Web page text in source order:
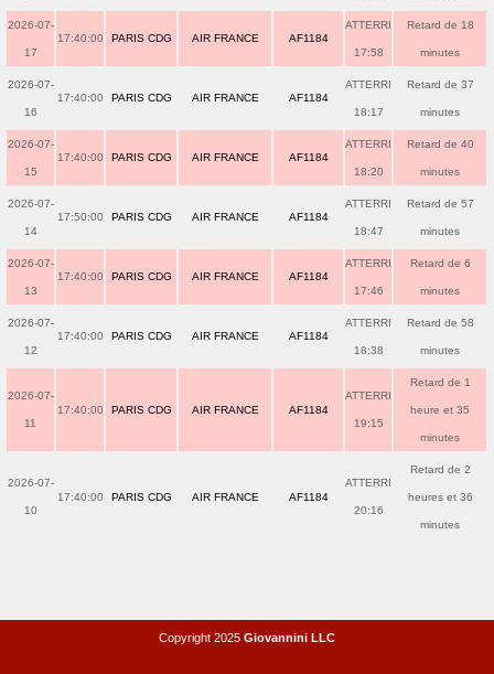
2026-07-
17
17:40:00 PARIS CDG AIR FRANCE AF1184
ATTERRI
17:58
Retard de 18
minutes
2026-07-
16
17:40:00 PARIS CDG AIR FRANCE AF1184
ATTERRI
18:17
Retard de 37
minutes
2026-07-
15
17:40:00 PARIS CDG AIR FRANCE AF1184
ATTERRI
18:20
Retard de 40
minutes
2026-07-
14
17:50:00 PARIS CDG AIR FRANCE AF1184
ATTERRI
18:47
Retard de 57
minutes
2026-07-
13
17:40:00 PARIS CDG AIR FRANCE AF1184
ATTERRI
17:46
Retard de 6
minutes
2026-07-
12
17:40:00 PARIS CDG AIR FRANCE AF1184
ATTERRI
18:38
Retard de 58
minutes
2026-07-
11
17:40:00 PARIS CDG AIR FRANCE AF1184
ATTERRI
19:15
Retard de 1
heure et 35
minutes
2026-07-
10
17:40:00 PARIS CDG AIR FRANCE AF1184
ATTERRI
20:16
Retard de 2
heures et 36
minutes
Copyright 2025 Giovannini LLC